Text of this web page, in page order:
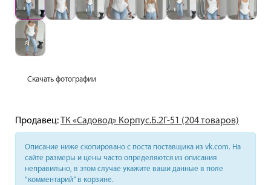
Скачать фотографии
Продавец:ТК «Садовод» Корпус.Б.2Г-51 (204 товаров)
Описание ниже скопировано с поста поставщика из vk.com. На
сайте размеры и цены часто определяются из описания
неправильно, в этом случае укажите ваши данные в поле
“комментарий” в корзине.